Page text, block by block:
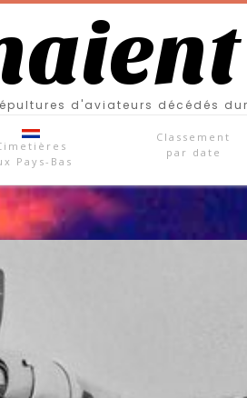
d'aviateurs décédés
Pays-Bas
Classement
par date